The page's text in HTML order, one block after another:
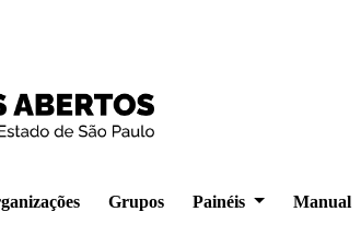
Grupos Painéis Manual